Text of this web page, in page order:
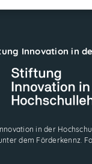
Innovation in
in der
dem Förderkennz.